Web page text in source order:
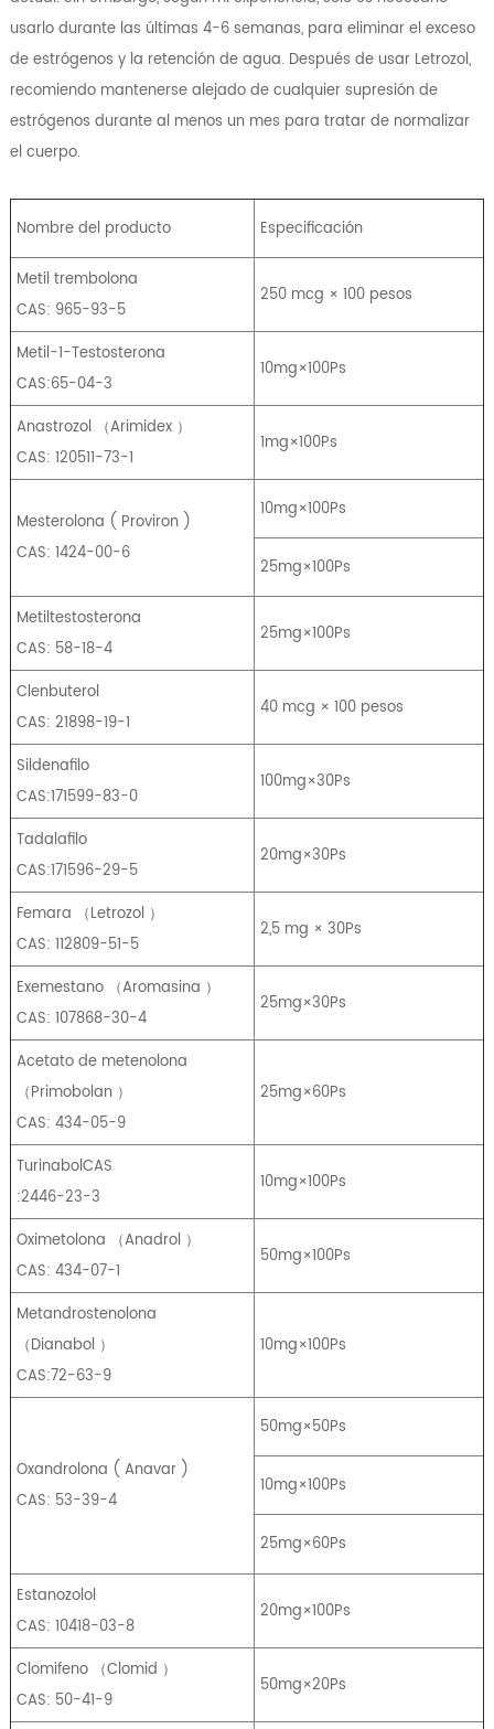
usarlo durante las últimas 4-6 semanas, para eliminar el exceso
de estrógenos y la retención de agua. Después de usar Letrozol,
recomiendo mantenerse alejado de cualquier supresión de
estrógenos durante al menos un mes para tratar de normalizar
el cuerpo.
Nombre del producto Especificación
Metil trembolona
CAS: 965-93-5
250 mcg × 100 pesos
Metil-1-Testosterona
CAS:65-04-3
10mg×100Ps
Anastrozol （Arimidex ）
CAS: 120511-73-1
1mg×100Ps
Mesterolona ( Proviron )
CAS: 1424-00-6
10mg×100Ps
25mg×100Ps
Metiltestosterona
CAS: 58-18-4
25mg×100Ps
Clenbuterol
CAS: 21898-19-1
40 mcg × 100 pesos
Sildenafilo
CAS:171599-83-0
100mg×30Ps
Tadalafilo
CAS:171596-29-5
20mg×30Ps
Femara （Letrozol ）
CAS: 112809-51-5
2,5 mg × 30Ps
Exemestano （Aromasina ）
CAS: 107868-30-4
25mg×30Ps
Acetato de metenolona
（Primobolan ）
CAS: 434-05-9
25mg×60Ps
TurinabolCAS
:2446-23-3
10mg×100Ps
Oximetolona （Anadrol ）
CAS: 434-07-1
50mg×100Ps
Metandrostenolona
（Dianabol ）
CAS:72-63-9
10mg×100Ps
Oxandrolona ( Anavar )
CAS: 53-39-4
50mg×50Ps
10mg×100Ps
25mg×60Ps
Estanozolol
CAS: 10418-03-8
20mg×100Ps
Clomifeno （Clomid ）
CAS: 50-41-9
50mg×20Ps